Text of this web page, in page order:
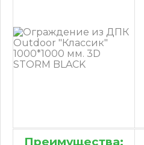
Преимущества: